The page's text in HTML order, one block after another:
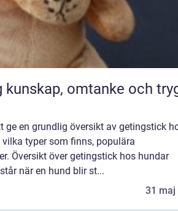
ge en grundlig översikt av getingstick
typer som finns, populära
Översikt över getingstick hos hundar
när en hund blir st...
31 maj